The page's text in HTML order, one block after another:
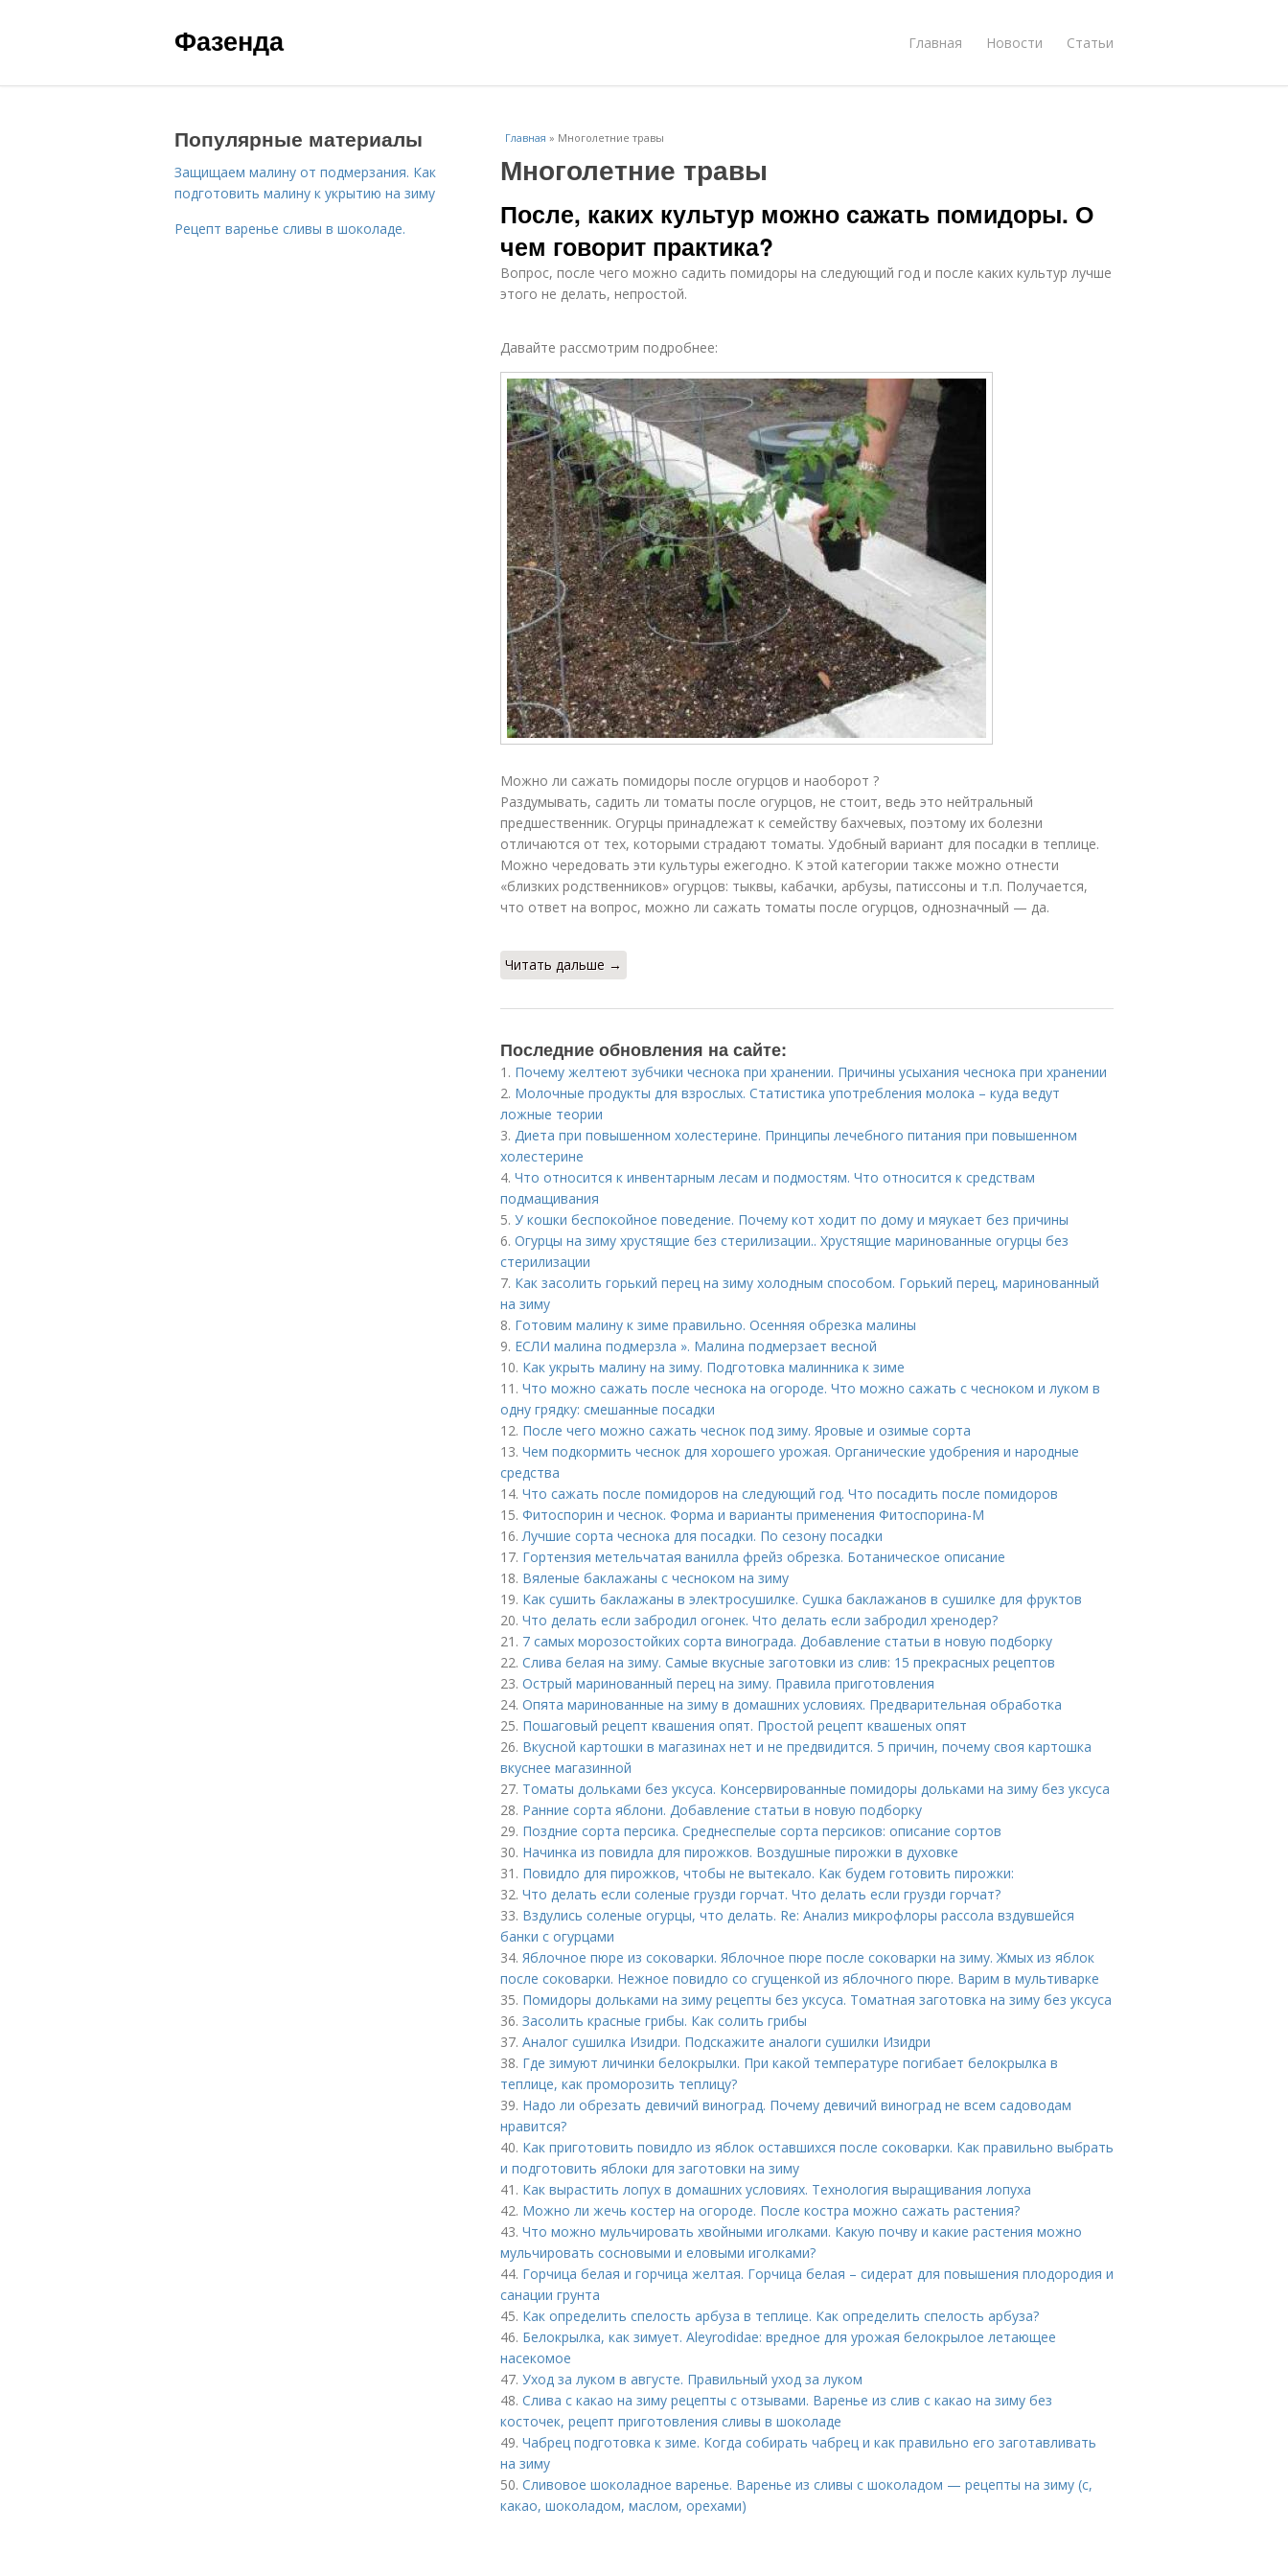
Фазенда Главная Новости Статьи
Главная » Многолетние травы
Многолетние травы
После, каких культур можно сажать помидоры. О
чем говорит практика?
Вопрос, после чего можно садить помидоры на следующий год и после каких культур лучше
этого не делать, непростой.
Давайте рассмотрим подробнее:
Можно ли сажать помидоры после огурцов и наоборот ?
Раздумывать, садить ли томаты после огурцов, не стоит, ведь это нейтральный
предшественник. Огурцы принадлежат к семейству бахчевых, поэтому их болезни
отличаются от тех, которыми страдают томаты. Удобный вариант для посадки в теплице.
Можно чередовать эти культуры ежегодно. К этой категории также можно отнести
«близких родственников» огурцов: тыквы, кабачки, арбузы, патиссоны и т.п. Получается,
что ответ на вопрос, можно ли сажать томаты после огурцов, однозначный — да.
Читать дальше →
Последние обновления на сайте:
1. Почему желтеют зубчики чеснока при хранении. Причины усыхания чеснока при хранении
2. Молочные продукты для взрослых. Статистика употребления молока – куда ведут
ложные теории
3. Диета при повышенном холестерине. Принципы лечебного питания при повышенном
холестерине
4. Что относится к инвентарным лесам и подмостям. Что относится к средствам
подмащивания
5. У кошки беспокойное поведение. Почему кот ходит по дому и мяукает без причины
6. Огурцы на зиму хрустящие без стерилизации.. Хрустящие маринованные огурцы без
стерилизации
7. Как засолить горький перец на зиму холодным способом. Горький перец, маринованный
на зиму
8. Готовим малину к зиме правильно. Осенняя обрезка малины
9. ЕСЛИ малина подмерзла ». Малина подмерзает весной
10. Как укрыть малину на зиму. Подготовка малинника к зиме
11. Что можно сажать после чеснока на огороде. Что можно сажать с чесноком и луком в
одну грядку: смешанные посадки
12. После чего можно сажать чеснок под зиму. Яровые и озимые сорта
13. Чем подкормить чеснок для хорошего урожая. Органические удобрения и народные
средства
14. Что сажать после помидоров на следующий год. Что посадить после помидоров
15. Фитоспорин и чеснок. Форма и варианты применения Фитоспорина-М
16.Лучшие сорта чеснока для посадки. По сезону посадки
17. Гортензия метельчатая ванилла фрейз обрезка. Ботаническое описание
18. Вяленые баклажаны с чесноком на зиму
19. Как сушить баклажаны в электросушилке. Сушка баклажанов в сушилке для фруктов
20. Что делать если забродил огонек. Что делать если забродил хренодер?
21. 7 самых морозостойких сорта винограда. Добавление статьи в новую подборку
22. Слива белая на зиму. Самые вкусные заготовки из слив: 15 прекрасных рецептов
23. Острый маринованный перец на зиму. Правила приготовления
24. Опята маринованные на зиму в домашних условиях. Предварительная обработка
25. Пошаговый рецепт квашения опят. Простой рецепт квашеных опят
26. Вкусной картошки в магазинах нет и не предвидится. 5 причин, почему своя картошка
вкуснее магазинной
27. Томаты дольками без уксуса. Консервированные помидоры дольками на зиму без уксуса
28. Ранние сорта яблони. Добавление статьи в новую подборку
29. Поздние сорта персика. Среднеспелые сорта персиков: описание сортов
30. Начинка из повидла для пирожков. Воздушные пирожки в духовке
31. Повидло для пирожков, чтобы не вытекало. Как будем готовить пирожки:
32. Что делать если соленые грузди горчат. Что делать если грузди горчат?
33. Вздулись соленые огурцы, что делать. Re: Анализ микрофлоры рассола вздувшейся
банки с огурцами
34. Яблочное пюре из соковарки. Яблочное пюре после соковарки на зиму. Жмых из яблок
после соковарки. Нежное повидло со сгущенкой из яблочного пюре. Варим в мультиварке
35. Помидоры дольками на зиму рецепты без уксуса. Томатная заготовка на зиму без уксуса
36. Засолить красные грибы. Как солить грибы
37. Аналог сушилка Изидри. Подскажите аналоги сушилки Изидри
38. Где зимуют личинки белокрылки. При какой температуре погибает белокрылка в
теплице, как проморозить теплицу?
39. Надо ли обрезать девичий виноград. Почему девичий виноград не всем садоводам
нравится?
40. Как приготовить повидло из яблок оставшихся после соковарки. Как правильно выбрать
и подготовить яблоки для заготовки на зиму
41. Как вырастить лопух в домашних условиях. Технология выращивания лопуха
42. Можно ли жечь костер на огороде. После костра можно сажать растения?
43. Что можно мульчировать хвойными иголками. Какую почву и какие растения можно
мульчировать сосновыми и еловыми иголками?
44. Горчица белая и горчица желтая. Горчица белая – сидерат для повышения плодородия и
санации грунта
45. Как определить спелость арбуза в теплице. Как определить спелость арбуза?
46. Белокрылка, как зимует. Aleyrodidae: вредное для урожая белокрылое летающее
насекомое
47. Уход за луком в августе. Правильный уход за луком
48. Слива с какао на зиму рецепты с отзывами. Варенье из слив с какао на зиму без
косточек, рецепт приготовления сливы в шоколаде
49. Чабрец подготовка к зиме. Когда собирать чабрец и как правильно его заготавливать
на зиму
50. Сливовое шоколадное варенье. Варенье из сливы с шоколадом — рецепты на зиму (с,
какао, шоколадом, маслом, орехами)
Популярные материалы
Защищаем малину от подмерзания. Как
подготовить малину к укрытию на зиму
Рецепт варенье сливы в шоколаде.